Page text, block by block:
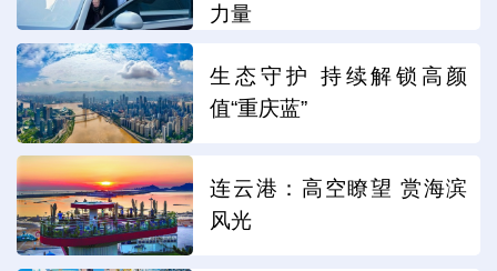
力量
生态守护 持续解锁高颜
值“重庆蓝”
连云港：高空瞭望 赏海滨
风光